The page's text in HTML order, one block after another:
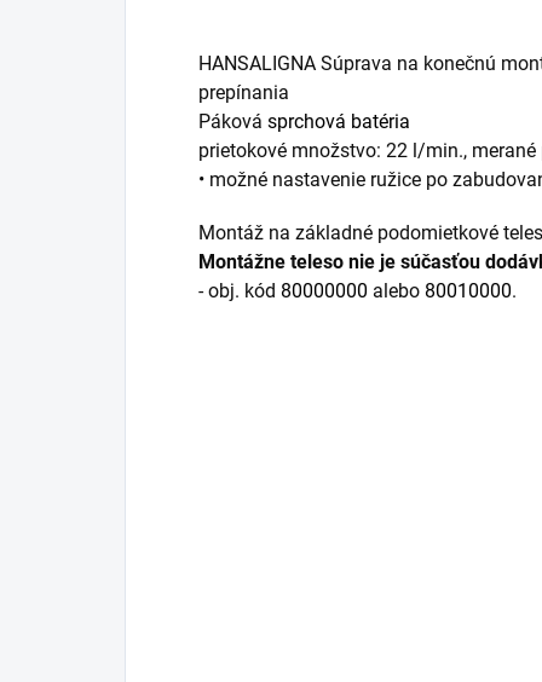
HANSALIGNA Súprava na konečnú
prepínania
Páková sprchová batéria
prietokové množstvo: 22 l/min.,
• možné nastavenie ružice po
Montáž na základné podomietkové
Montážne teleso nie je súčasťou
- obj. kód 80000000 alebo 80010000.